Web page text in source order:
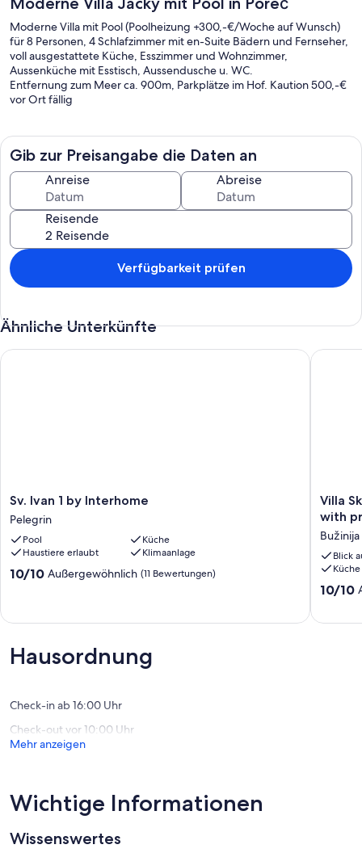
Moderne Villa mit Pool (Poolheizung +300,-€/Woche auf Wunsch)
für 8 Personen, 4 Schlafzimmer mit en-Suite Bädern und Fernseher,
voll ausgestattete Küche, Esszimmer und Wohnzimmer,
Aussenküche mit Esstisch, Aussendusche u. WC.
Entfernung zum Meer ca. 900m, Parkplätze im Hof. Kaution 500,-€
vor Ort fällig
Gib zur Preisangabe die Daten an
Anreise Abreise
Reisende
Verfügbarkeit prüfen
Ähnliche Unterkünfte
Sv.
Ivan
1
by
Interhome
Pelegrin
Sv. Ivan 1 by Interhome
Pelegrin
Pool
Küche
Haustiere erlaubt
Klimaanlage
10.0
Bewertungen)
10/10 Außergewöhnlich (11 Bewertungen)
Sv. Ivan 1 by Interhome
Villa
Sky
Dream
near
for
6
persons
Villa
with
Bužinija
Blick
Küche
10.0
10/10
Villa
Hausordnung
Check-in ab 16:00 Uhr
Check-out vor 10:00 Uhr
Mehr anzeigen
Wichtige Informationen
Wissenswertes